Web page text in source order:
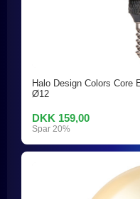
Halo Design Colors
Ø12
DKK 159,00
Spar 20%